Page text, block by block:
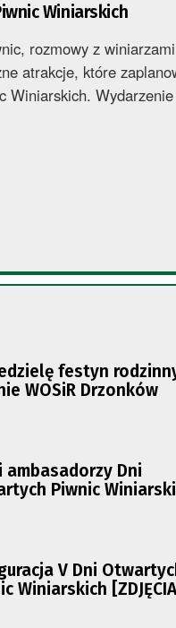
Winiarskich
rozmowy z
atrakcje, które
Winiarskich. Wydarzenie
festyn
WOSiR Drzonków
ambasadorzy Dni
Piwnic
V Dni
Winiarskich